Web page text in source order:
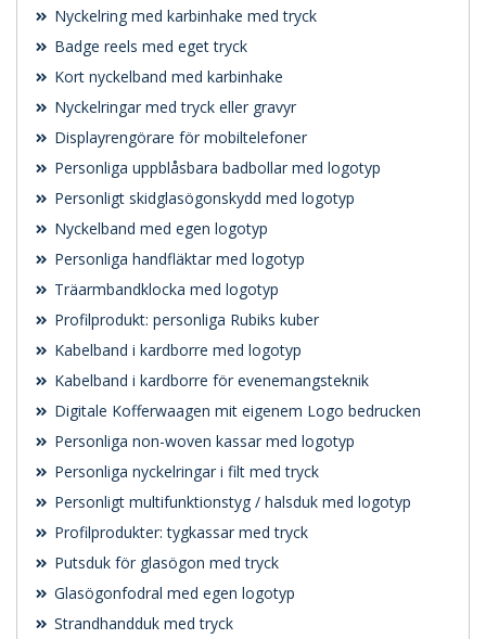
Nyckelring med karbinhake med tryck
Badge reels med eget tryck
Kort nyckelband med karbinhake
Nyckelringar med tryck eller gravyr
Displayrengörare för mobiltelefoner
Personliga uppblåsbara badbollar med logotyp
Personligt skidglasögonskydd med logotyp
Nyckelband med egen logotyp
Personliga handfläktar med logotyp
Träarmbandklocka med logotyp
Profilprodukt: personliga Rubiks kuber
Kabelband i kardborre med logotyp
Kabelband i kardborre för evenemangsteknik
Digitale Kofferwaagen mit eigenem Logo bedrucken
Personliga non-woven kassar med logotyp
Personliga nyckelringar i filt med tryck
Personligt multifunktionstyg / halsduk med logotyp
Profilprodukter: tygkassar med tryck
Putsduk för glasögon med tryck
Glasögonfodral med egen logotyp
Strandhandduk med tryck